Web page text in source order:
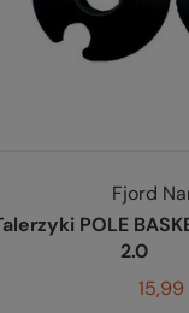
Fjord
POLE
2.0
15,99